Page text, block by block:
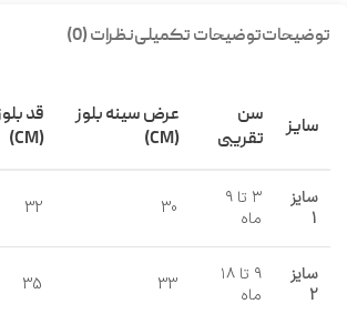
توضیحاتتوضیحات تکمیلینظرات (0)
سایز
سن
تقریبی
عرض سینه بلوز
(CM)
قد
(CM)
سایز
1
۳ تا ۹
ماه
30
32
سایز
2
۹ تا ۱۸
ماه
33
35